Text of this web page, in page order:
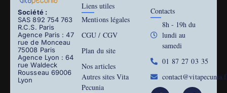
Société :
SAS 892 754 763
R.C.S. Paris
Agence Paris : 47
rue de Monceau
75008 Paris
Agence Lyon : 64
rue Waldeck
Rousseau 69006
Lyon
Liens utiles
Mentions légales
CGU / CGV
Plan du site
Nos articles
Autres sites Vita
Pecunia
Contacts
8h - 19h du
lundi au
samedi
01 87 27 03 35